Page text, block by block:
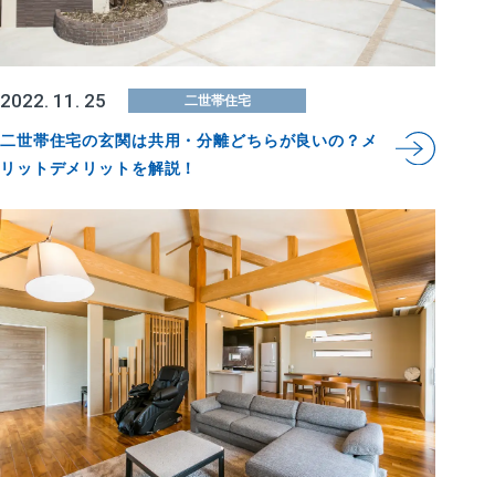
2022. 11. 25 二世帯住宅
二世帯住宅の玄関は共用・分離どちらが良いの？メ
リットデメリットを解説！